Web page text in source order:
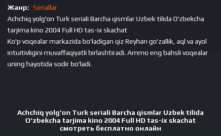
Жанр: Seriallar
Achchiq yolg'on Turk seriali Barcha qismlar Uzbek tilida O'zbekcha
tarjima kino 2004 Full HD tas-ix skachat
Ko'p voqealar markazida bo'ladigan qiz Reyhan go'zallik, aql va ayol
intuitivligini muvaffaqiyatli birlashtiradi. Ammo eng bahsli voqealar
uning hayotida sodir bo'ladi.
Achchiq yolg'on Turk seriali Barcha qismlar Uzbek tilida
O'zbekcha tarjima kino 2004 Full HD tas-ix skachat
смотреть бесплатно онлайн